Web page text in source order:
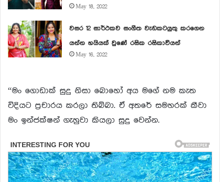
May 18, 2022
වසර 12 සාර්ථකව සංගීත වැඩකටයුතු කරගෙන
යන්න හයියක් වුණේ රසික රසිකාවියන්
May 16, 2022
“මං ගොඩාක් සුදු නිසා බොහෝ අය මගේ නම කැත
විදියට ප්‍රචාරය කරලා තිබ්බා. ඒ අතරේ සමහරක් කීවා
මං ඉන්ජක්ෂන් ගැහුවා කියලා සුදු වෙන්න.